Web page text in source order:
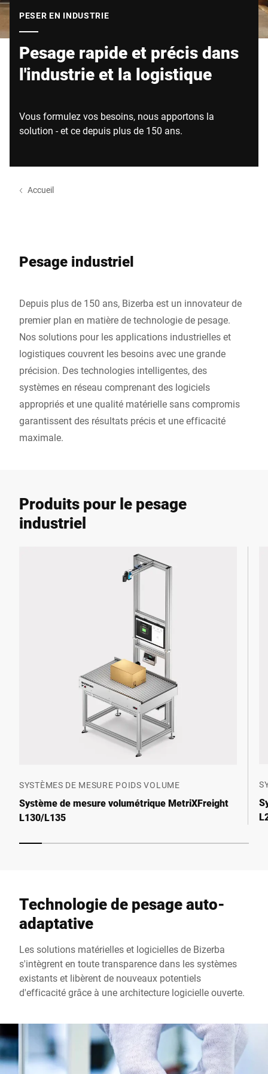
PESER EN INDUSTRIE
Pesage rapide et précis dans
l'industrie et la logistique
Vous formulez vos besoins, nous apportons la
solution - et ce depuis plus de 150 ans.
Accueil
Pesage industriel
Depuis plus de 150 ans, Bizerba est un innovateur de
premier plan en matière de technologie de pesage.
Nos solutions pour les applications industrielles et
logistiques couvrent les besoins avec une grande
précision. Des technologies intelligentes, des
systèmes en réseau comprenant des logiciels
appropriés et une qualité matérielle sans compromis
garantissent des résultats précis et une efficacité
maximale.
Produits pour le pesage
industriel
SYSTÈMES DE MESURE POIDS VOLUME
Système de mesure volumétrique MetriXFreight
L130/L135
Technologie de pesage auto-
adaptative
Les solutions matérielles et logicielles de Bizerba
s'intègrent en toute transparence dans les systèmes
existants et libèrent de nouveaux potentiels
d'efficacité grâce à une architecture logicielle ouverte.